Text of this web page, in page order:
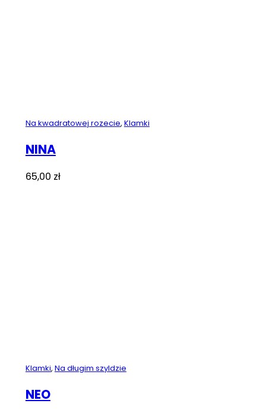
Na kwadratowej rozecie, Klamki
NINA
65,00 zł
Klamki, Na długim szyldzie
NEO